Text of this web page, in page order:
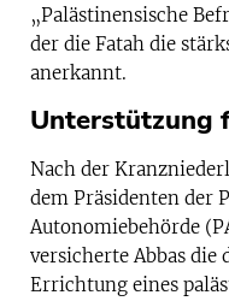
„Palästinensische
der die Fatah die
anerkannt.
Unterstützung
Nach der
dem Präsidenten der
Autonomiebehörde
versicherte Abbas die
Errichtung eines